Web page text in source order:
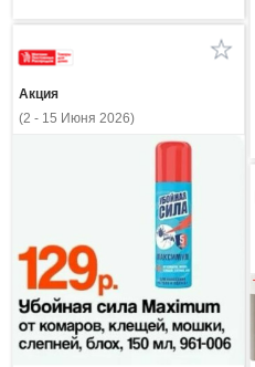
Акция
(2 - 15 Июня 2026)